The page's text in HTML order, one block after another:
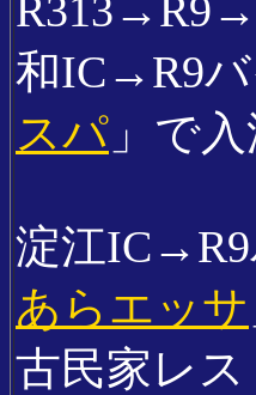
和IC→R9
スパ 」で
淀江
あらエッサ
古民家レ